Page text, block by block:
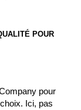
POUR
pour
Ici, pas